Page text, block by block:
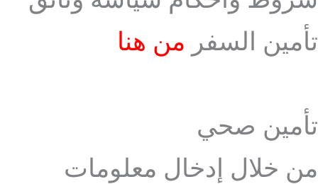
تأمين السفر من هنا
تأمين صحي
من خلال إدخال معلومات